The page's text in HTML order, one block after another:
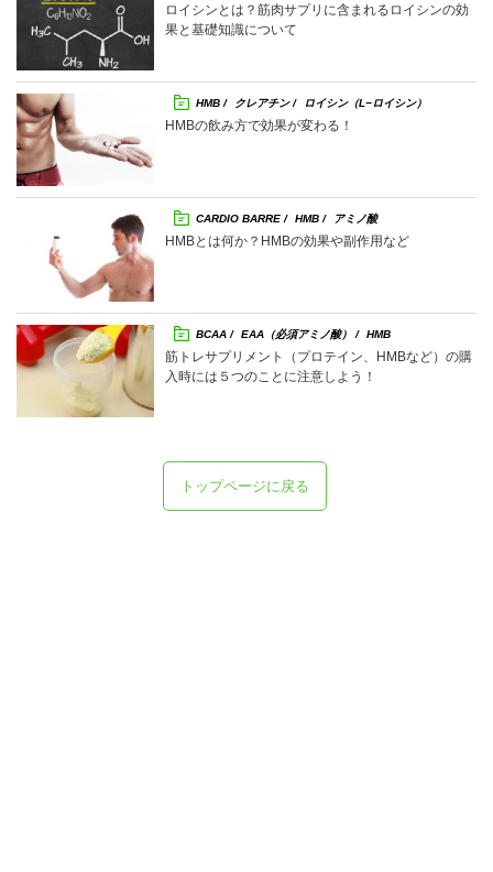
筋トレ
ロイシンとは？筋肉サプリに含まれるロイシンの効
果と基礎知識について
HMB クレアチン ロイシン（L−ロイシン）
HMBの飲み方で効果が変わる！
CARDIO BARRE HMB アミノ酸
HMBとは何か？HMBの効果や副作用など
BCAA EAA（必須アミノ酸） HMB
筋トレサプリメント（プロテイン、HMBなど）の購
入時には５つのことに注意しよう！
トップページに戻る